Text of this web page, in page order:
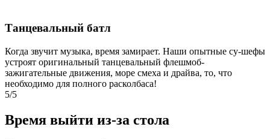
Танцевальный батл
Когда звучит музыка, время замирает. Наши опытные су-шефы
устроят оригинальный танцевальный флешмоб-
зажигательные движения, море смеха и драйва, то, что
необходимо для полного расколбаса!
5/5
Время выйти из-за стола